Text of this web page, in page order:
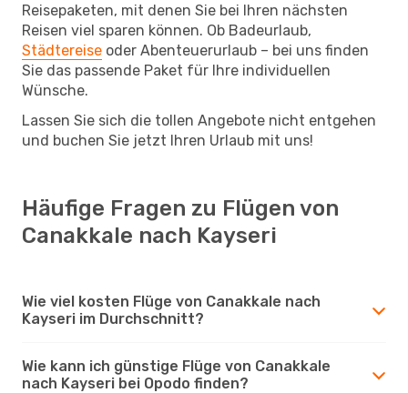
Reisepaketen, mit denen Sie bei Ihren nächsten
Reisen viel sparen können. Ob Badeurlaub,
Städtereise oder Abenteuerurlaub – bei uns finden
Sie das passende Paket für Ihre individuellen
Wünsche.
Lassen Sie sich die tollen Angebote nicht entgehen
und buchen Sie jetzt Ihren Urlaub mit uns!
Häufige Fragen zu Flügen von
Canakkale nach Kayseri
Wie viel kosten Flüge von Canakkale nach
Kayseri im Durchschnitt?
Wie kann ich günstige Flüge von Canakkale
nach Kayseri bei Opodo finden?